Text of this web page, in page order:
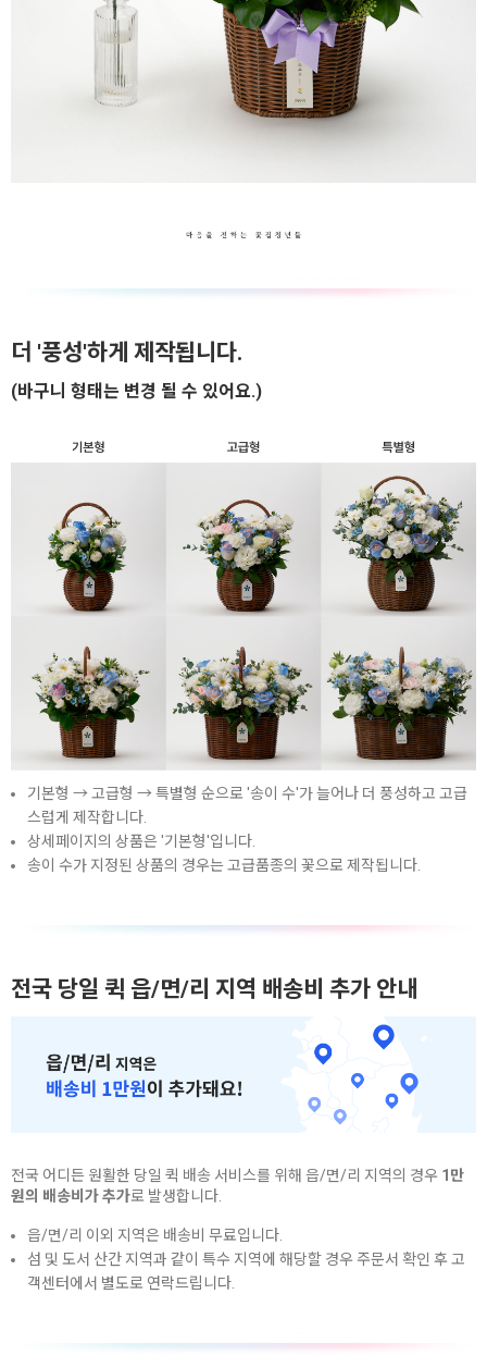
더 '풍성'하게 제작됩니다.
(바구니 형태는 변경 될 수 있어요.)
기본형 → 고급형 → 특별형 순으로 '송이 수'가 늘어나 더 풍성하고 고급
스럽게 제작합니다.
상세페이지의 상품은 '기본형'입니다.
송이 수가 지정된 상품의 경우는 고급품종의 꽃으로 제작됩니다.
전국 당일 퀵 읍/면/리 지역 배송비 추가 안내
전국 어디든 원활한 당일 퀵 배송 서비스를 위해 읍/면/리 지역의 경우 1만
원의 배송비가 추가로 발생합니다.
읍/면/리 이외 지역은 배송비 무료입니다.
섬 및 도서 산간 지역과 같이 특수 지역에 해당할 경우 주문서 확인 후 고
객센터에서 별도로 연락드립니다.